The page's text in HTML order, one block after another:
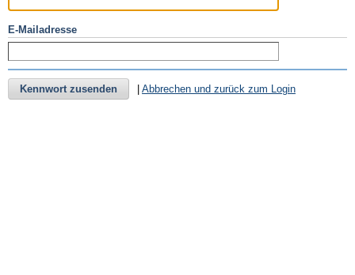
E-Mailadresse
Kennwort zusenden Abbrechen und zurück zum Login